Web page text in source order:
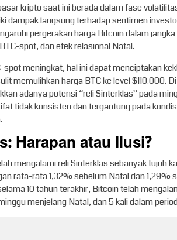
kripto saat ini berada dalam fase
dampak langsung terhadap sentimen
pergerakan harga Bitcoin dalam
spot, dan efek relasional Natal.
spot meningkat, hal ini dapat menciptakan
memulihkan harga BTC ke level $110.000.
adanya potensi “reli Sinterklas” pada
tidak konsisten dan tergantung pada
Harapan atau Ilusi?
mengalami reli Sinterklas sebanyak tujuh
rata-rata 1,32% sebelum Natal dan 1,29%
10 tahun terakhir, Bitcoin telah
menjelang Natal, dan 5 kali dalam